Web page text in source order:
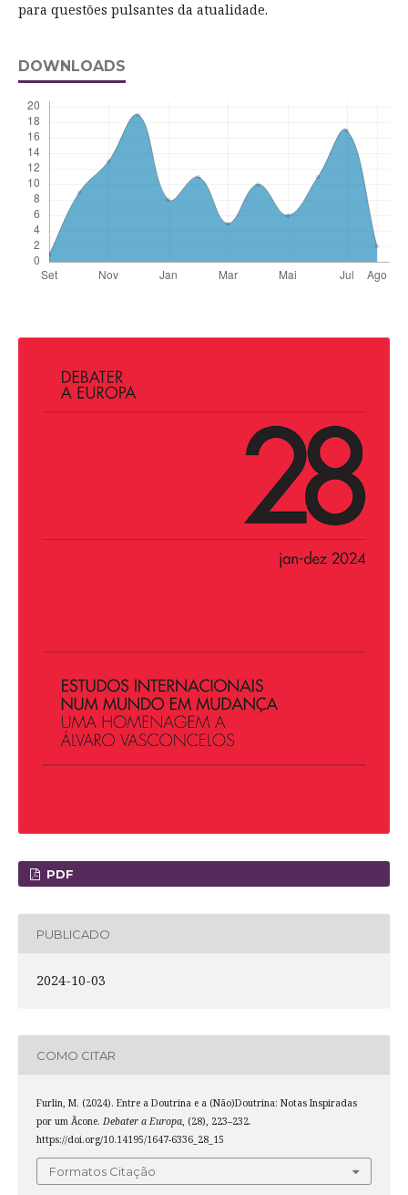
para questões pulsantes da atualidade.
DOWNLOADS
PDF
PUBLICADO
2024-10-03
COMO CITAR
Furlin, M. (2024). Entre a Doutrina e a (Não)Doutrina: Notas Inspiradas
por um Ãcone. Debater a Europa, (28), 223–232.
https://doi.org/10.14195/1647-6336_28_15
Formatos Citação